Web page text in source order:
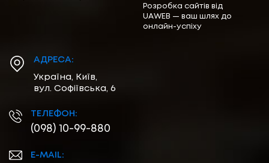
Розробка сайтів від
UAWEB — ваш шлях до
онлайн-успіху
АДРЕСА:
Україна, Київ,
вул. Софіївська, 6
ТЕЛЕФОН:
(098) 10-99-880
E-MAIL: